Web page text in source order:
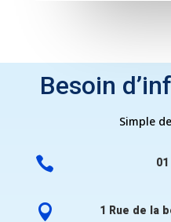
Besoin
Simple

 1 Rue de la